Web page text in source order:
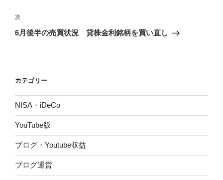
ゲ
ー
次
の
次
6月後半の売買状況 貸株金利銘柄を買い直し
カテゴリー
NISA・iDeCo
YouTube版
ブログ・Youtube収益
ブログ運営